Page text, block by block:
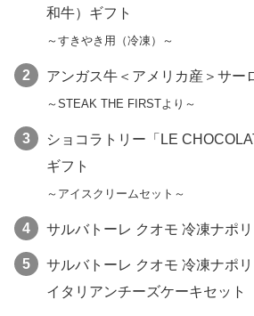
和牛）ギフト
～すきやき用（冷凍）～
アンガス牛＜アメリカ産＞サー
～STEAK THE FIRSTより～
ショコラトリー「LE
ギフト
～アイスクリームセット～
サルバトーレ クオモ 冷凍ナポ
サルバトーレ クオモ 冷凍ナポ
イタリアンチーズケーキセット